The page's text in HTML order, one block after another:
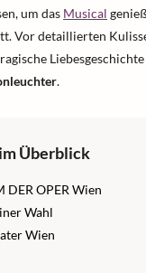
um das Musical
Vor detaillierten
.
Überblick
DER OPER Wien
Wahl
Wien